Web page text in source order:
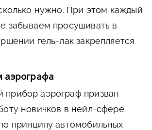
нужно. При этом каждый
забываем просушивать в
гель-лак закрепляется
аэрографа
аэрограф призван
новичков в нейл-сфере.
принципу автомобильных